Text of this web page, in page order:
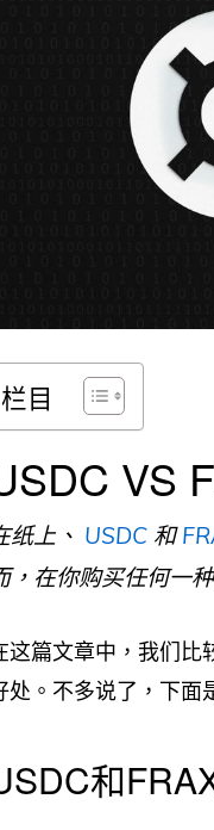
栏目
VS
纸上、 USDC 和
，在你购买任何一
这篇文章中，我们比
处。不多说了，下面
和